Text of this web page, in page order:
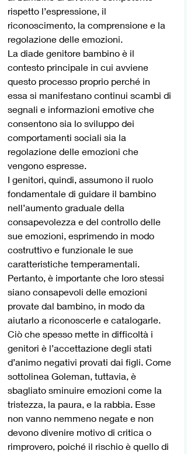
rispetto l’espressione, il
riconoscimento, la comprensione e la
regolazione delle emozioni.
La diade genitore bambino è il
contesto principale in cui avviene
questo processo proprio perché in
essa si manifestano continui scambi di
segnali e informazioni emotive che
consentono sia lo sviluppo dei
comportamenti sociali sia la
regolazione delle emozioni che
vengono espresse.
I genitori, quindi, assumono il ruolo
fondamentale di guidare il bambino
nell’aumento graduale della
consapevolezza e del controllo delle
sue emozioni, esprimendo in modo
costruttivo e funzionale le sue
caratteristiche temperamentali.
Pertanto, è importante che loro stessi
siano consapevoli delle emozioni
provate dal bambino, in modo da
aiutarlo a riconoscerle e catalogarle.
Ciò che spesso mette in difficoltà i
genitori è l’accettazione degli stati
d’animo negativi provati dai figli. Come
sottolinea Goleman, tuttavia, è
sbagliato sminuire emozioni come la
tristezza, la paura, e la rabbia. Esse
non vanno nemmeno negate e non
devono divenire motivo di critica o
rimprovero, poiché il rischio è quello di